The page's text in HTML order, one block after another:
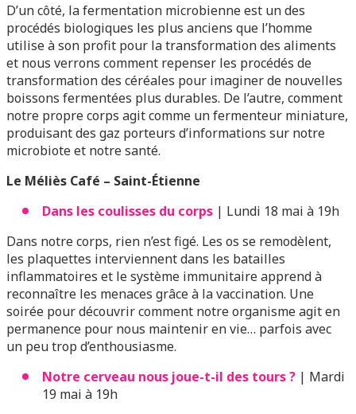
D’un côté, la fermentation microbienne est un des
procédés biologiques les plus anciens que l’homme
utilise à son profit pour la transformation des aliments
et nous verrons comment repenser les procédés de
transformation des céréales pour imaginer de nouvelles
boissons fermentées plus durables. De l’autre, comment
notre propre corps agit comme un fermenteur miniature,
produisant des gaz porteurs d’informations sur notre
microbiote et notre santé.
Le Méliès Café – Saint-Étienne
Dans les coulisses du corps | Lundi 18 mai à 19h
Dans notre corps, rien n’est figé. Les os se remodèlent,
les plaquettes interviennent dans les batailles
inflammatoires et le système immunitaire apprend à
reconnaître les menaces grâce à la vaccination. Une
soirée pour découvrir comment notre organisme agit en
permanence pour nous maintenir en vie… parfois avec
un peu trop d’enthousiasme.
Notre cerveau nous joue-t-il des tours ? | Mardi
19 mai à 19h